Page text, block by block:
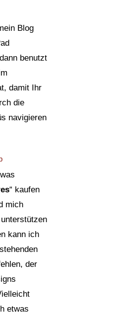
Blog
benutzt
damit Ihr
die
navigieren
“ kaufen
mich
kann ich
der
etwas